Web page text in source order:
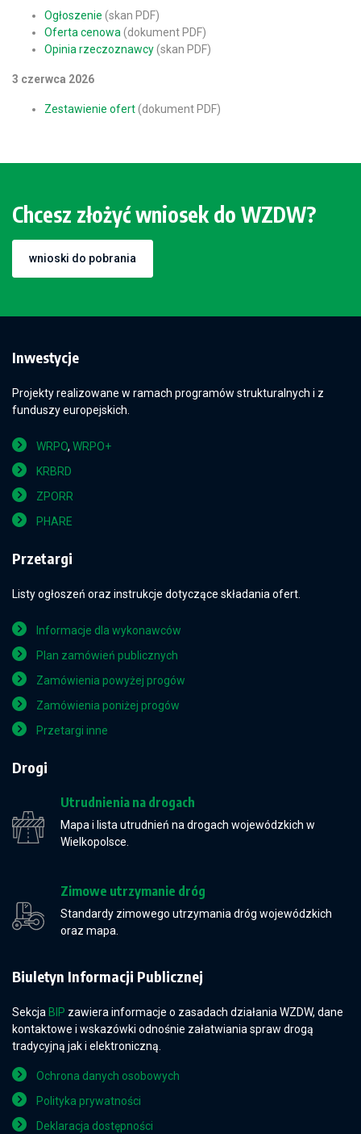
Ogłoszenie (skan PDF)
Oferta cenowa (dokument PDF)
Opinia rzeczoznawcy(skan PDF)
3 czerwca 2026
Zestawienie ofert(dokument PDF)
Chcesz złożyć wniosek do WZDW?
wnioski do pobrania
Inwestycje
Projekty realizowane w ramach programów strukturalnych i z
funduszy europejskich.
WRPO, WRPO+
KRBRD
ZPORR
PHARE
Przetargi
Listy ogłoszeń oraz instrukcje dotyczące składania ofert.
Informacje dla wykonawców
Plan zamówień publicznych
Zamówienia powyżej progów
Zamówienia poniżej progów
Przetargi inne
Drogi
Utrudnienia na drogach
Mapa i lista utrudnień na drogach wojewódzkich w
Wielkopolsce.
Zimowe utrzymanie dróg
Standardy zimowego utrzymania dróg wojewódzkich
oraz mapa.
Biuletyn Informacji Publicznej
Sekcja BIP zawiera informacje o zasadach działania WZDW, dane
kontaktowe i wskazówki odnośnie załatwiania spraw drogą
tradycyjną jak i elektroniczną.
Ochrona danych osobowych
Polityka prywatności
Deklaracja dostępności